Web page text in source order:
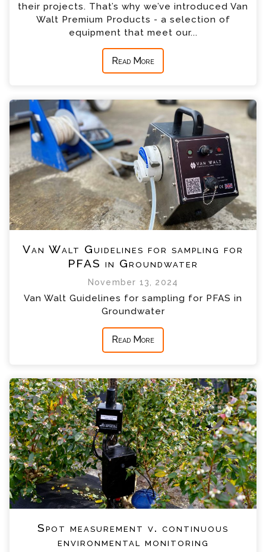
their projects. That’s why we’ve introduced Van
Walt Premium Products - a selection of
equipment that meet our...
Read More
Van Walt Guidelines for sampling for
PFAS in Groundwater
November 13, 2024
Van Walt Guidelines for sampling for PFAS in
Groundwater
Read More
Spot measurement v. continuous
environmental monitoring